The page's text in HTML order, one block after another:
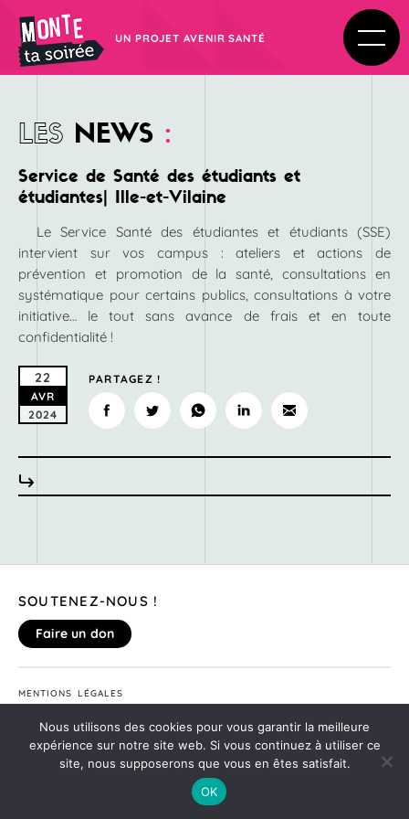
UN PROJET AVENIR SANTÉ
LES NEWS :
Service de Santé des étudiants et
étudiantes| Ille-et-Vilaine
Le Service Santé des étudiantes et étudiants (SSE)
intervient sur vos campus : ateliers et actions de
prévention et promotion de la santé, consultations en
systématique pour certains publics, consultations à votre
initiative… le tout sans avance de frais et en toute
confidentialité !
22
AVR
2024
PARTAGEZ !
SOUTENEZ-NOUS !
Faire un don
MENTIONS LÉGALES
©2020
MONTE TA SOIRÉE
Nous utilisons des cookies pour vous garantir la meilleure
expérience sur notre site web. Si vous continuez à utiliser ce
site, nous supposerons que vous en êtes satisfait.
OK